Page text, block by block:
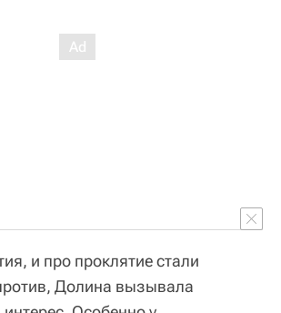
и про проклятие стали
Долина вызывала